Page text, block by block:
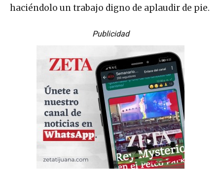
haciéndolo un trabajo digno de aplaudir de pie.
Publicidad